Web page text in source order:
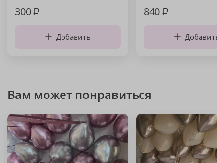
300₽
Добавить
840₽
Вам может понравиться